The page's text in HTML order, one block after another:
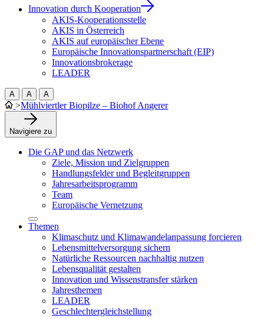
Innovation durch Kooperation
AKIS-Kooperationsstelle
AKIS in Österreich
AKIS auf europäischer Ebene
Europäische Innovationspartnerschaft (EIP)
Innovationsbrokerage
LEADER
A A A
>Mühlviertler Biopilze – Biohof Angerer
Navigiere zu
Die GAP und das Netzwerk
Ziele, Mission und Zielgruppen
Handlungsfelder und Begleitgruppen
Jahresarbeitsprogramm
Team
Europäische Vernetzung
Themen
Klimaschutz und Klimawandelanpassung forcieren
Lebensmittelversorgung sichern
Natürliche Ressourcen nachhaltig nutzen
Lebensqualität gestalten
Innovation und Wissenstransfer stärken
Jahresthemen
LEADER
Geschlechtergleichstellung